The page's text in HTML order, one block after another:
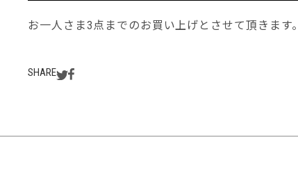
お一人さま3点までのお買い上げとさせて頂きます。
SHARE